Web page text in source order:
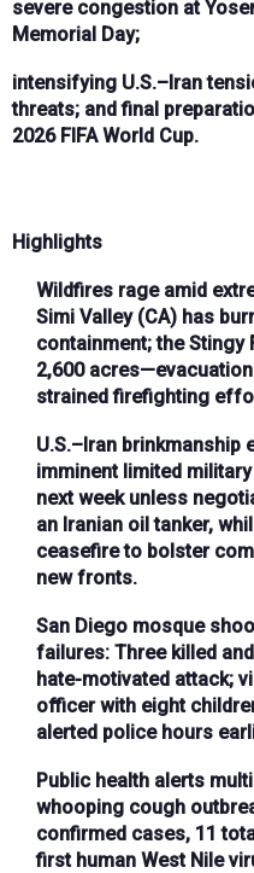
severe congestion at
Memorial Day;
intensifying U.S.–Iran
threats; and final
2026 FIFA World Cup.
Highlights
Wildfires rage amid
Simi Valley (CA) has
containment; the Stingy
2,600
strained firefighting
U.S.–Iran brinkmanship
imminent limited
next week unless
an Iranian oil tanker,
ceasefire to bolster
new fronts.
San Diego mosque
failures: Three killed
hate-motivated attack;
officer with eight
alerted police hours
Public health alerts
whooping cough
confirmed cases, 11
first human West Nile